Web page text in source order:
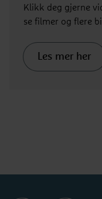
Klikk deg gjerne
se filmer og flere
Les mer her